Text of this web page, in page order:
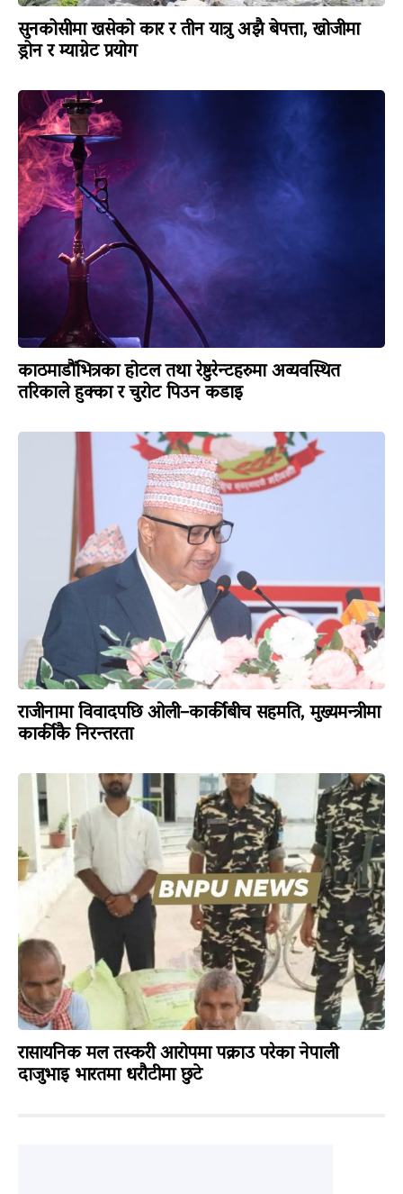
सुनकोसीमा खसेको कार र तीन यात्रु अझै बेपत्ता, खोजीमा
ड्रोन र म्याग्नेट प्रयोग
काठमाडौंभित्रका होटल तथा रेष्टुरेन्टहरुमा अव्यवस्थित
तरिकाले हुक्का र चुरोट पिउन कडाइ
राजीनामा विवादपछि ओली–कार्कीबीच सहमति, मुख्यमन्त्रीमा
कार्कीकै निरन्तरता
रासायनिक मल तस्करी आरोपमा पक्राउ परेका नेपाली
दाजुभाइ भारतमा धरौटीमा छुटे